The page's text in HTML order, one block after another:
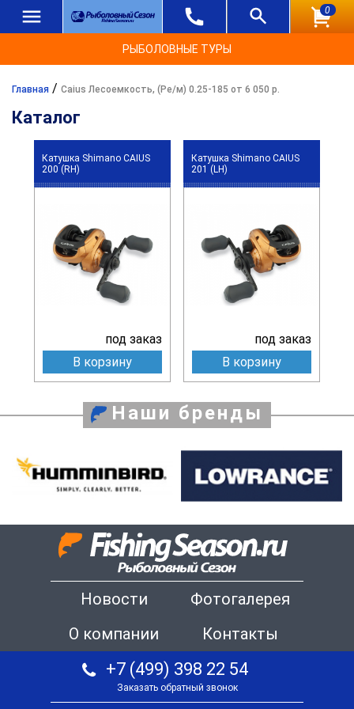
0
РЫБОЛОВНЫЕ ТУРЫ
Главная / Caius Лесоемкость, (Ре/м) 0.25-185 от 6 050 р.
Каталог
Катушка Shimano CAIUS
200 (RH)
под заказ
В корзину
Катушка Shimano CAIUS
201 (LH)
под заказ
В корзину
Наши бренды
Новости
Фотогалерея
О компании
Контакты
+7 (499) 398 22 54
Заказать обратный звонок